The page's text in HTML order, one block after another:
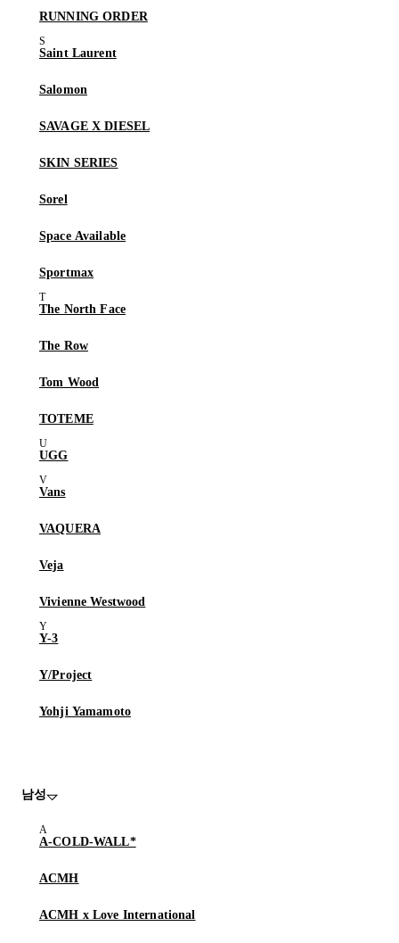
RUNNING ORDER
Saint Laurent
Salomon
SAVAGE X DIESEL
SKIN SERIES
Sorel
Space Available
Sportmax
The North Face
The Row
Tom Wood
TOTEME
UGG
Vans
VAQUERA
Veja
Vivienne Westwood
Y-3
Y/Project
Yohji Yamamoto
남성
A-COLD-WALL*
ACMH
ACMH x Love International